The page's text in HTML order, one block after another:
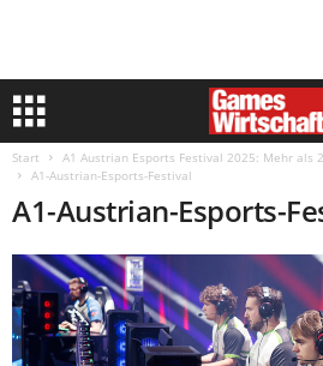
Start
A1 Austrian Esports Festival 2025: Mehr als
A1-Austrian-Esports-Festival
A1-Austrian-Esports-